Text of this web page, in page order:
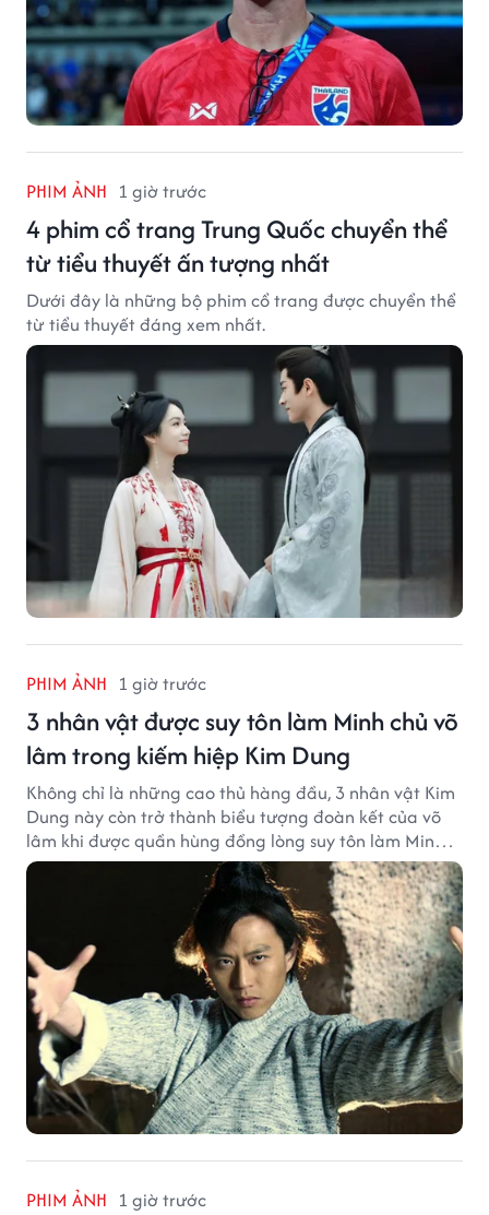
PHIM ẢNH 1 giờ trước
4 phim cổ trang Trung Quốc chuyển thể
từ tiểu thuyết ấn tượng nhất
Dưới đây là những bộ phim cổ trang được chuyển thể
từ tiểu thuyết đáng xem nhất.
PHIM ẢNH 1 giờ trước
3 nhân vật được suy tôn làm Minh chủ võ
lâm trong kiếm hiệp Kim Dung
Không chỉ là những cao thủ hàng đầu, 3 nhân vật Kim
Dung này còn trở thành biểu tượng đoàn kết của võ
lâm khi được quần hùng đồng lòng suy tôn làm Minh
chủ.
PHIM ẢNH 1 giờ trước